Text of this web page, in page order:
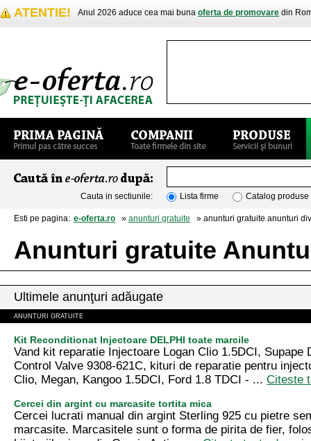
ATENTIE! Anul 2026 aduce cea mai buna oferta de promovare din
Cauta in sectiunile: Lista firme Catalog produse
Esti pe pagina: e-oferta.ro » anunturi gratuite » anunturi gratuite anunturi
Anunturi gratuite
Ultimele anunţuri adăugate
ANUNTURI GRATUITE
Kit Reconditionat Injectoare DELPHI toate marcile
Vand kit reparatie Injectoare Logan Clio 1.5DCI, Supape
Control Valve 9308-621C, kituri de reparatie pentru
Clio, Megan, Kangoo 1.5DCI, Ford 1.8 TDCI - ... Citeste
Cercei din argint cu marcasite tortita mica
Cercei lucrati manual din argint Sterling 925 cu pietre
marcasite. Marcasitele sunt o forma de pirita de fier,